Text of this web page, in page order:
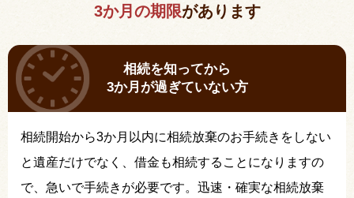
3か月の期限があります
相続を知ってから
3か月が過ぎていない方
相続開始から3か月以内に相続放棄のお手続きをしない
と遺産だけでなく、借金も相続することになりますの
で、急いで手続きが必要です。迅速・確実な相続放棄